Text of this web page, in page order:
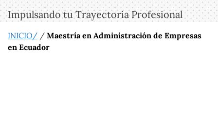
Impulsando tu Trayectoria Profesional
INICIO/ / Maestría en Administración de Empresas
en Ecuador